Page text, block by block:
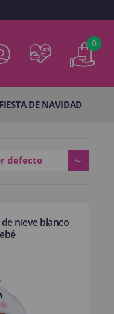
0
FIESTA DE NAVIDAD
defecto
nieve blanco